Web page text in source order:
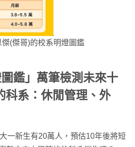
傑(傑哥)的校系明燈圖鑑
圖鑑」萬筆檢測未來十
科系：休閒管理、外
一新生有20萬人，預估10年後將短